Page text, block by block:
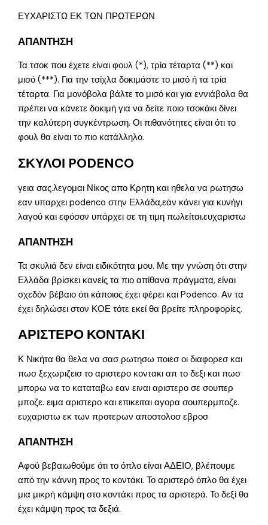
ΕΥΧΑΡΙΣΤΩ ΕΚ ΤΩΝ ΠΡΩΤΕΡΩΝ
ΑΠΑΝΤΗΣΗ
Τα τσοκ που έχετε είναι φουλ (*), τρία τέταρτα (**) και
μισό (***). Για την τσίχλα δοκιμάστε το μισό ή τα τρία
τέταρτα. Για μονόβολα βάλτε το μισό και για εννιάβολα θα
πρέπει να κάνετε δοκιμή για να δείτε ποιο τσοκάκι δίνει
την καλύτερη συγκέντρωση. Οι πιθανότητες είναι ότι το
φουλ θα είναι το πιο κατάλληλο.
ΣΚΥΛΟΙ PODENCO
γεια σας.λεγομαι Νίκος απο Κρητη και ηθελα να ρωτησω
εαν υπαρχει podenco στην Ελλάδα,εάν κάνει για κυνήγι
λαγού και εφόσον υπάρχει σε τη τιμη πωλείται.ευχαριστω
ΑΠΑΝΤΗΣΗ
Τα σκυλιά δεν είναι ειδικότητα μου. Με την γνώση ότι στην
Ελλάδα βρίσκει κανείς τα πιο απίθανα πράγματα, είναι
σχεδόν βέβαιο ότι κάποιος έχει φέρει και Podenco. Αν τα
έχει δηλώσει στον ΚΟΕ τότε εκεί θα βρείτε πληροφορίες.
ΑΡΙΣΤΕΡΟ ΚΟΝΤΑΚΙ
Κ Νικήτα θα θελα να σασ ρωτησω ποιεσ οι διαφορεσ και
πωσ ξεχωριζεισ το αριστερο κοντακι απ το δεξι και πωσ
μπορω να το καταταβω εαν ειναι αριστερο σε σουπερ
μποζε. ειμα αριστερο και επικειται αγορα σουπερμποζε.
ευχαριστω εκ των προτερων αποστολοσ εβροσ
ΑΠΑΝΤΗΣΗ
Αφού βεβαιωθούμε ότι το όπλο είναι ΑΔΕΙΟ, βλέπουμε
από την κάννη προς το κοντάκι. Το αριστερό όπλο θα έχει
μια μικρή κάμψη στο κοντάκι προς τα αριστερά. Το δεξί θα
έχει κάμψη προς τα δεξιά.